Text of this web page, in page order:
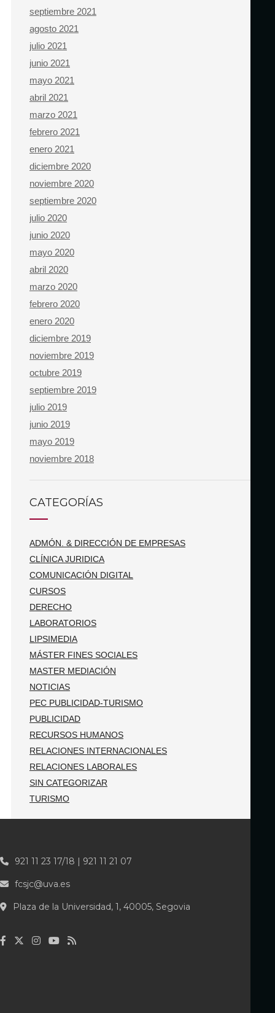
septiembre 2021
agosto 2021
julio 2021
junio 2021
mayo 2021
abril 2021
marzo 2021
febrero 2021
enero 2021
diciembre 2020
noviembre 2020
septiembre 2020
julio 2020
junio 2020
mayo 2020
abril 2020
marzo 2020
febrero 2020
enero 2020
diciembre 2019
noviembre 2019
octubre 2019
septiembre 2019
julio 2019
junio 2019
mayo 2019
noviembre 2018
CATEGORÍAS
ADMÓN. & DIRECCIÓN DE EMPRESAS
CLÍNICA JURIDICA
COMUNICACIÓN DIGITAL
CURSOS
DERECHO
LABORATORIOS
LIPSIMEDIA
MÁSTER FINES SOCIALES
MASTER MEDIACIÓN
NOTICIAS
PEC PUBLICIDAD-TURISMO
PUBLICIDAD
RECURSOS HUMANOS
RELACIONES INTERNACIONALES
RELACIONES LABORALES
SIN CATEGORIZAR
TURISMO
921 11 23 17/18 | 921 11 21 07
fcsjc@uva.es
Plaza de la Universidad, 1, 40005, Segovia